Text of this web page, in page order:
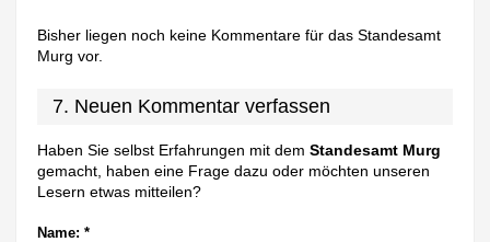
Bisher liegen noch keine Kommentare für das Standesamt
Murg vor.
7. Neuen Kommentar verfassen
Haben Sie selbst Erfahrungen mit demStandesamt Murg
gemacht, haben eine Frage dazu oder möchten unseren
Lesern etwas mitteilen?
Name: *